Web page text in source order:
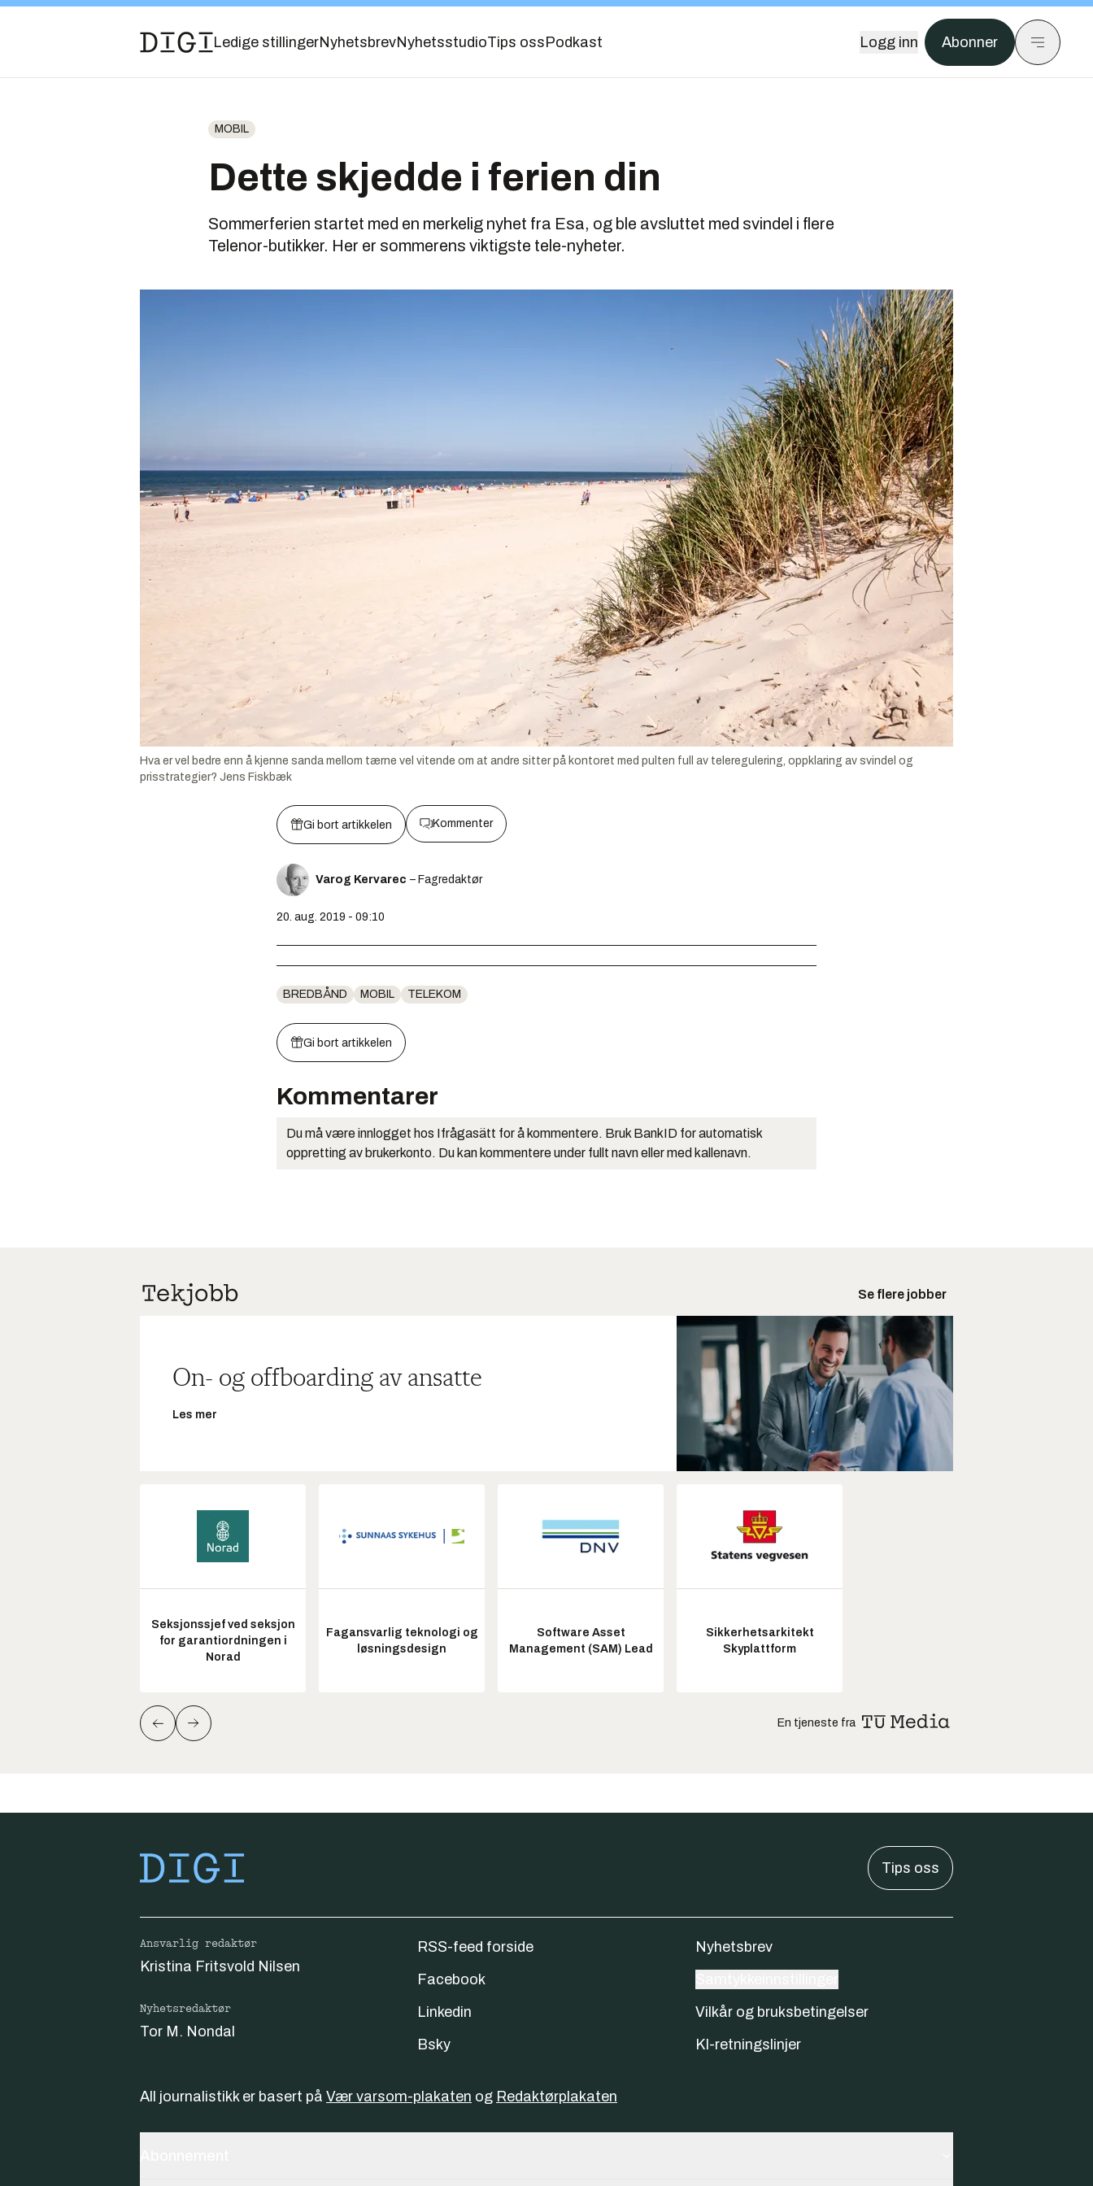
Ledige stillingerNyhetsbrevNyhetsstudioTips oss Podkast Logg inn Abonner
MOBIL
Dette skjedde i ferien din
Sommerferien startet med en merkelig nyhet fra Esa, og ble avsluttet med svindel i flere
Telenor-butikker. Her er sommerens viktigste tele-nyheter.
Hva er vel bedre enn å kjenne sanda mellom tærne vel vitende om at andre sitter på kontoret med pulten full av teleregulering, oppklaring av svindel og
prisstrategier? Jens Fiskbæk
Gi bort artikkelen Kommenter
Varog Kervarec – Fagredaktør
20. aug. 2019 - 09:10
BREDBÅND MOBIL TELEKOM
Gi bort artikkelen
Kommentarer
Du må være innlogget hos Ifrågasätt for å kommentere. Bruk BankID for automatisk
oppretting av brukerkonto. Du kan kommentere under fullt navn eller med kallenavn.
Se flere jobber
On- og offboarding av ansatte
Les mer
Seksjonssjef ved seksjon
for garantiordningen i
Norad
Fagansvarlig teknologi og
løsningsdesign
Software Asset
Management (SAM) Lead
Sikkerhetsarkitekt
Skyplattform
En tjeneste fra
Tips oss
Ansvarlig redaktør
Kristina Fritsvold Nilsen
Nyhetsredaktør
Tor M. Nondal
RSS-feed forside
Facebook
Linkedin
Bsky
Nyhetsbrev
Vilkår og bruksbetingelser
KI-retningslinjer
All journalistikk er basert på Vær varsom-plakaten og Redaktørplakaten